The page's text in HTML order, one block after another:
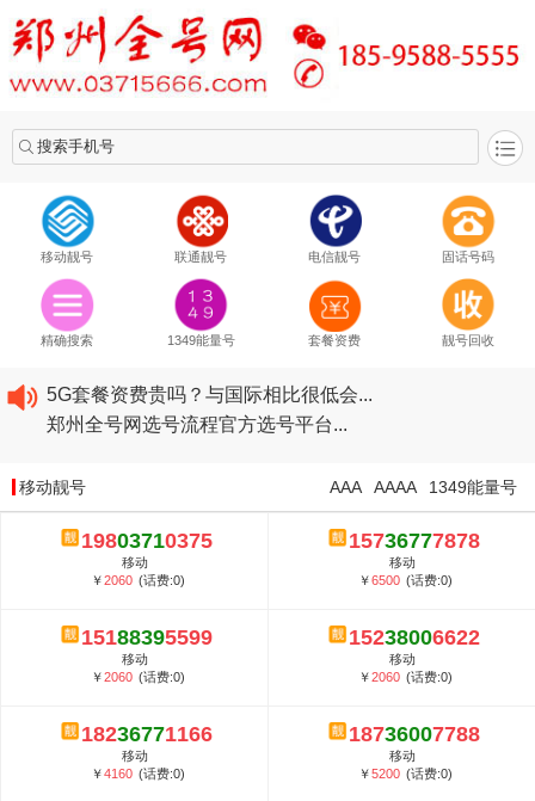
搜索手机号
移动靓号 联通靓号 电信靓号 固话号码
精确搜索 1349能量号 套餐资费 靓号回收
2020​移动最新套餐资费...
2020​联通最新套餐资费...
5G套餐资费贵吗？与国际相比很低会...
郑州全号网选号流程官方选号平台...
2020​联通最新套餐资费...
2020​电信最新套餐资费...
5G套餐资费贵吗？与国际相比很低会...
郑州全号网选号流程官方选号平台...
移动靓号 1349能量号
AAAA
AAA
19803710375
移动
￥2060 (话费:0)
15736777878
移动
￥6500 (话费:0)
15188395599
移动
￥2060 (话费:0)
15238006622
移动
￥2060 (话费:0)
18236771166
移动
￥4160 (话费:0)
18736007788
移动
￥5200 (话费:0)